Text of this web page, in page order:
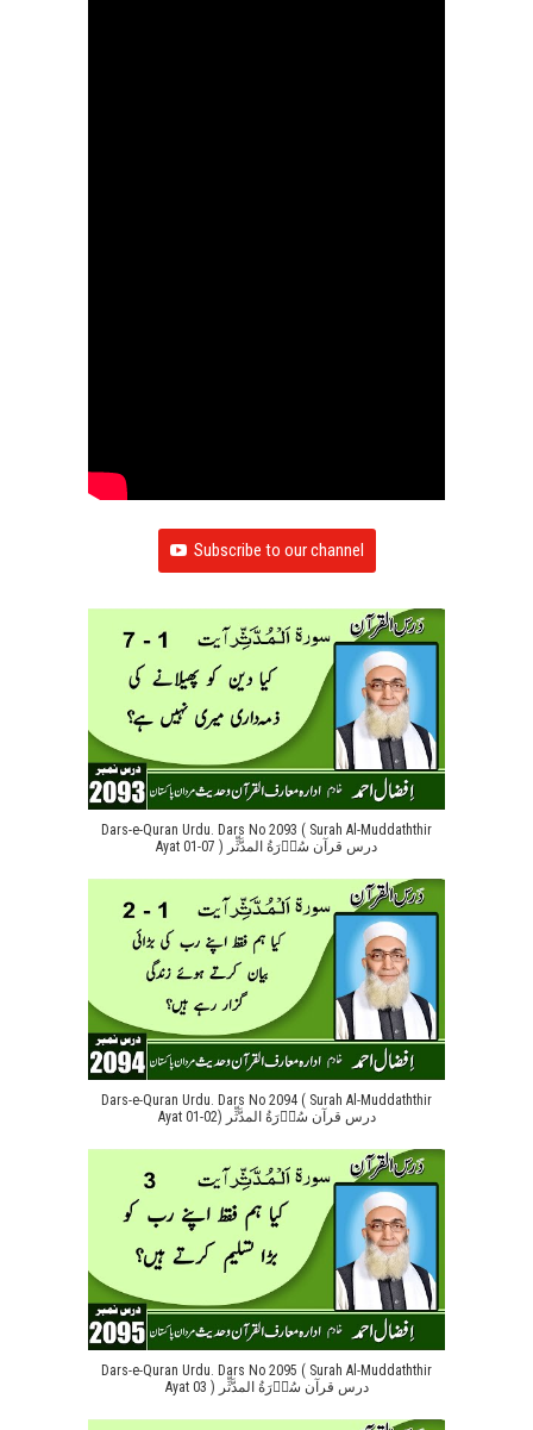
Subscribe to our channel
Dars-e-Quran Urdu. Dars No 2093 ( Surah Al-Muddaththir
Ayat 01-07 ) درس قرآن سُوۡرَةُ المدَّثِّر
Dars-e-Quran Urdu. Dars No 2094 ( Surah Al-Muddaththir
Ayat 01-02) درس قرآن سُوۡرَةُ المدَّثِّر
Dars-e-Quran Urdu. Dars No 2095 ( Surah Al-Muddaththir
Ayat 03 ) درس قرآن سُوۡرَةُ المدَّثِّر